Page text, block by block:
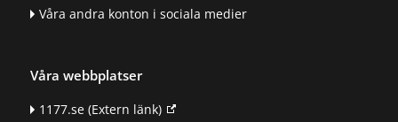
Våra andra konton i sociala medier
Våra webbplatser
1177.se(Extern länk)